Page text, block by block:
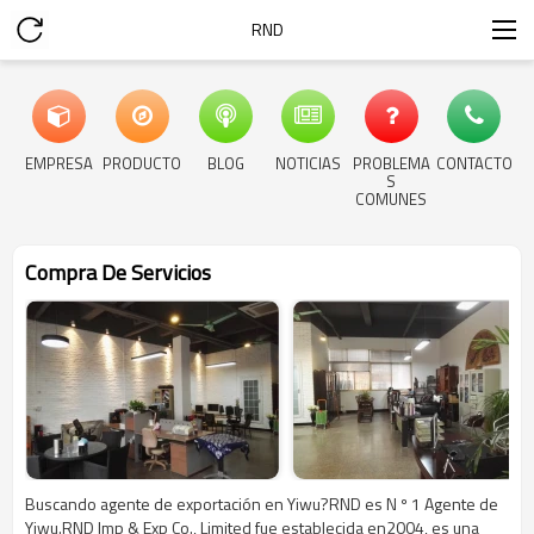
RND
EMPRESA PRODUCTO BLOG NOTICIAS PROBLEMA
S
COMUNES
CONTACTO
Compra De Servicios
Buscando agente de exportación en Yiwu?RND es N º 1 Agente de
Yiwu.RND Imp & Exp Co., Limited fue establecida en2004, es una